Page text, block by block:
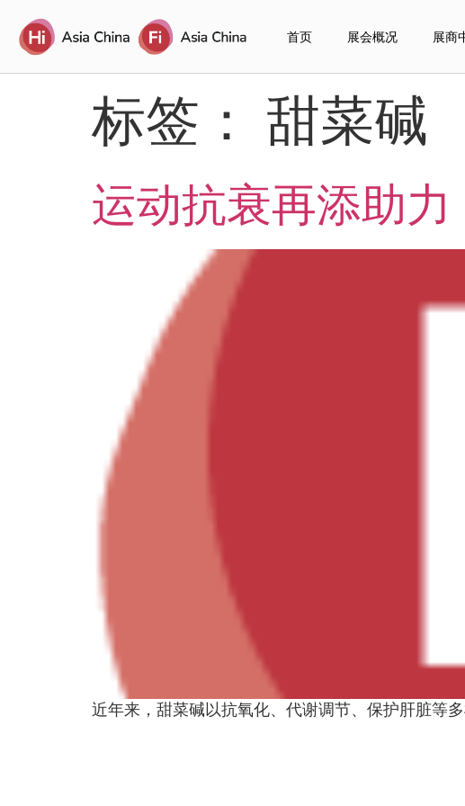
首页 展会概况 展商
标签： 甜菜碱
运动抗衰再添助力
近年来，甜菜碱以抗氧化、代谢调节、保护肝脏等